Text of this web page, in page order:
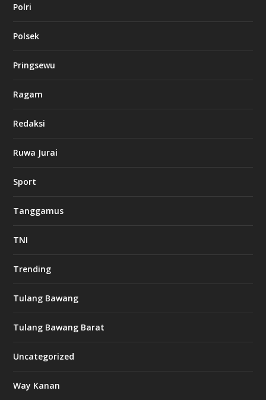
Polri
Polsek
Pringsewu
Ragam
Redaksi
Ruwa Jurai
Sport
Tanggamus
TNI
Trending
Tulang Bawang
Tulang Bawang Barat
Uncategorized
Way Kanan